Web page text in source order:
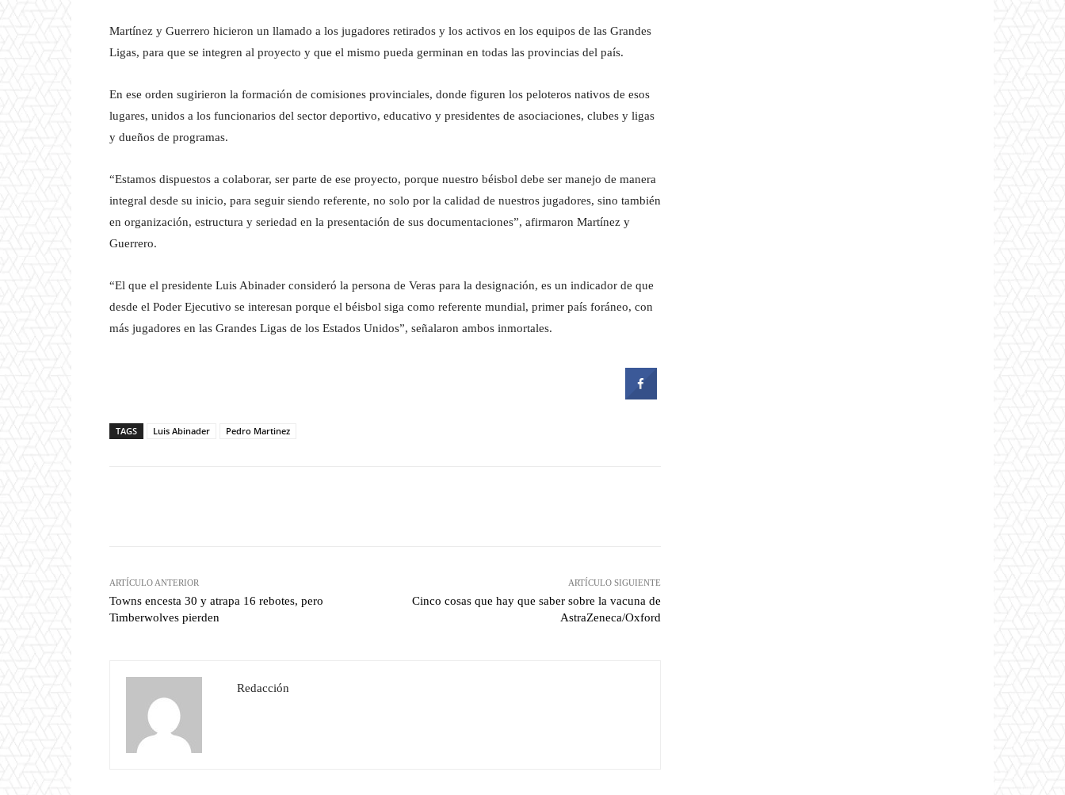
Martínez y Guerrero hicieron un llamado a los jugadores retirados y los activos en los equipos de las Grandes
Ligas, para que se integren al proyecto y que el mismo pueda germinan en todas las provincias del país.
En ese orden sugirieron la formación de comisiones provinciales, donde figuren los peloteros nativos de esos
lugares, unidos a los funcionarios del sector deportivo, educativo y presidentes de asociaciones, clubes y ligas
y dueños de programas.
“Estamos dispuestos a colaborar, ser parte de ese proyecto, porque nuestro béisbol debe ser manejo de manera
integral desde su inicio, para seguir siendo referente, no solo por la calidad de nuestros jugadores, sino también
en organización, estructura y seriedad en la presentación de sus documentaciones”, afirmaron Martínez y
Guerrero.
“El que el presidente Luis Abinader consideró la persona de Veras para la designación, es un indicador de que
desde el Poder Ejecutivo se interesan porque el béisbol siga como referente mundial, primer país foráneo, con
más jugadores en las Grandes Ligas de los Estados Unidos”, señalaron ambos inmortales.
TAGS Luis Abinader Pedro Martinez
ARTÍCULO ANTERIOR
Towns encesta 30 y atrapa 16 rebotes, pero
Timberwolves pierden
ARTÍCULO SIGUIENTE
Cinco cosas que hay que saber sobre la vacuna de
AstraZeneca/Oxford
Redacción